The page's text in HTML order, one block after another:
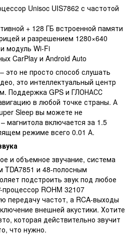
Unisoc UIS7862 с частотой
+ 128 ГБ встроенной памяти
и разрешением 1280×640
модуль Wi-Fi
CarPlay и Android Auto
это не просто способ слушать
это интеллектуальный центр
Поддержка GPS и ГЛОНАСС
в любой точке страны. А
Sleep вы можете не
магнитола включается за 1.5
режиме всего 0.01 А.
и объемное звучание, система
TDA7851 и 48-полосным
подстроить звук под любое
ROHM 32107
передачу частот, а RCA-выходы
внешней акустики. Хотите
которая действительно звучит
что нужно.